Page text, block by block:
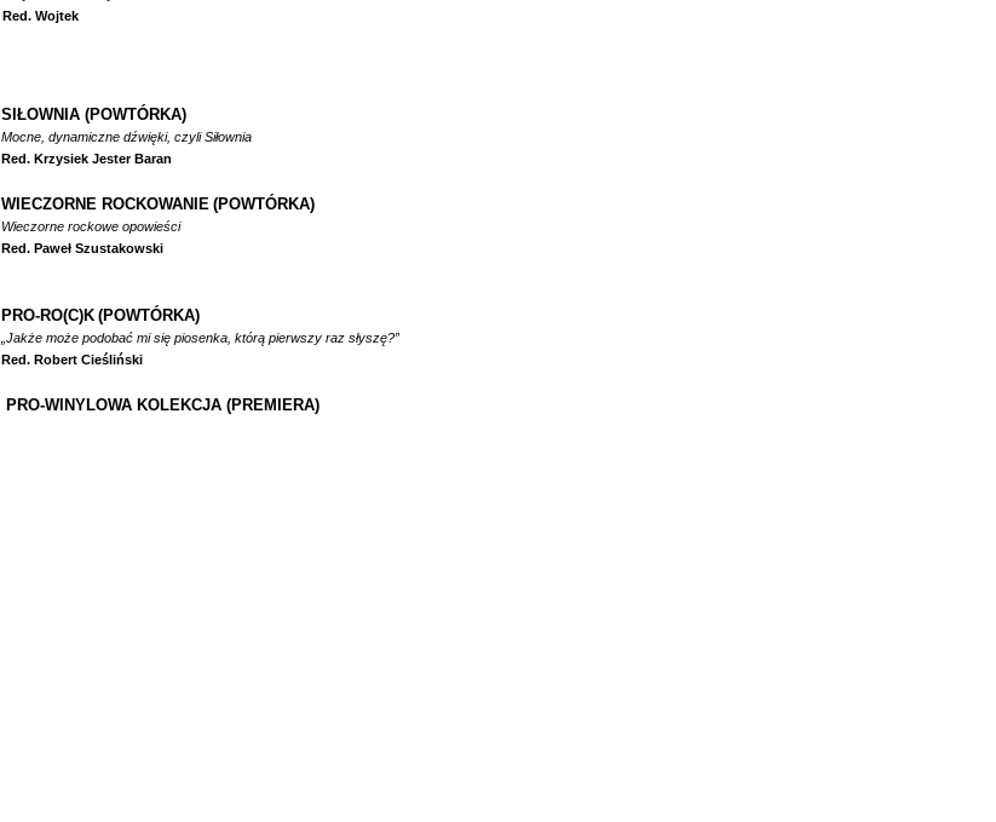
Red. Wojtek
SIŁOWNIA (POWTÓRKA)
Mocne, dynamiczne dźwięki, czyli Siłownia
Red. Krzysiek Jester Baran
WIECZORNE ROCKOWANIE (POWTÓRKA)
Wieczorne rockowe opowieści
Red. Paweł Szustakowski
PRO-RO(C)K (POWTÓRKA)
„Jakże może podobać mi się piosenka, którą pierwszy raz słyszę?”
Red. Robert Cieśliński
PRO-WINYLOWA KOLEKCJA (PREMIERA)